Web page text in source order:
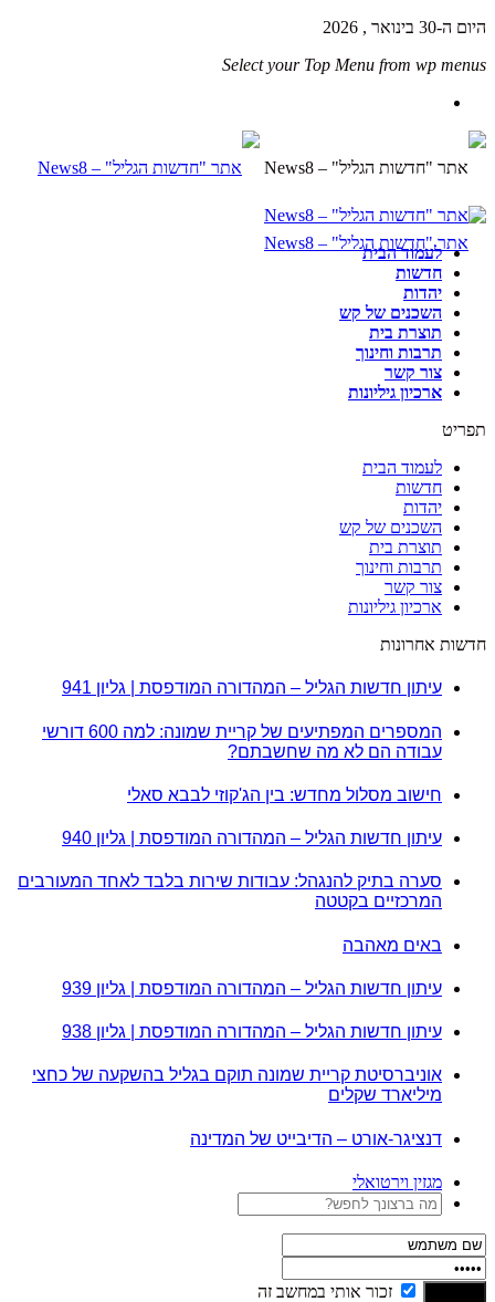
היום ה-30 בינואר , 2026
Select your Top Menu from wp menus
לעמוד הבית
חדשות
יהדות
השכנים של קש
תוצרת בית
תרבות וחינוך
צור קשר
ארכיון גיליונות
תפריט
לעמוד הבית
חדשות
יהדות
השכנים של קש
תוצרת בית
תרבות וחינוך
צור קשר
ארכיון גיליונות
חדשות אחרונות
עיתון חדשות הגליל – המהדורה המודפסת | גליון 941
המספרים המפתיעים של קריית שמונה: למה 600 דורשי
עבודה הם לא מה שחשבתם?
חישוב מסלול מחדש: בין הג'קוזי לבבא סאלי
עיתון חדשות הגליל – המהדורה המודפסת | גליון 940
סערה בתיק להנגהל: עבודות שירות בלבד לאחד המעורבים
המרכזיים בקטטה
באים מאהבה
עיתון חדשות הגליל – המהדורה המודפסת | גליון 939
עיתון חדשות הגליל – המהדורה המודפסת | גליון 938
אוניברסיטת קריית שמונה תוקם בגליל בהשקעה של כחצי
מיליארד שקלים
דנציגר-אורט – הדיבייט של המדינה
מגזין וירטואלי
זכור אותי במחשב זה